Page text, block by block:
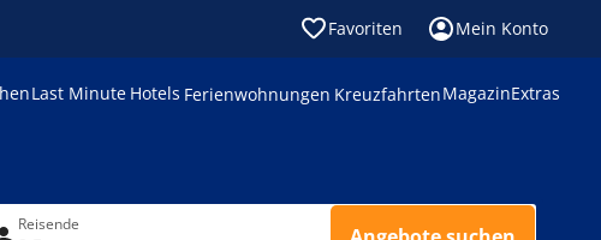
Favoriten Mein Konto
Last Minute Hotels Ferienwohnungen KreuzfahrtenMagazinExtras
Reisende